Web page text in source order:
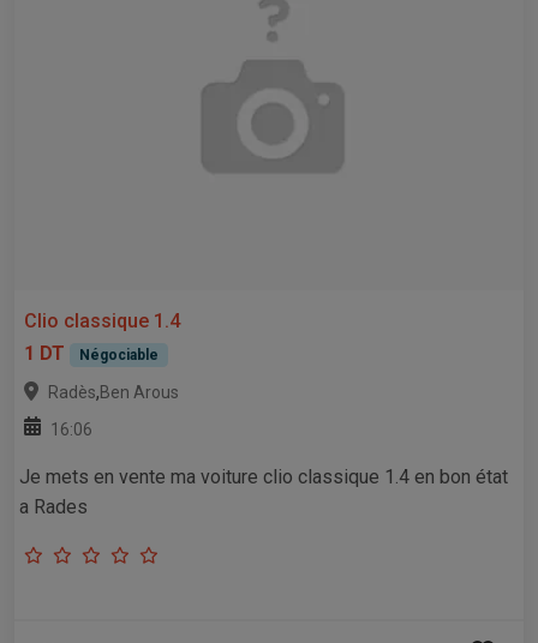
Clio classique 1.4
1 DT
Négociable
Radès,Ben Arous
16:06
Je mets en vente ma voiture clio classique 1.4 en bon état
a Rades